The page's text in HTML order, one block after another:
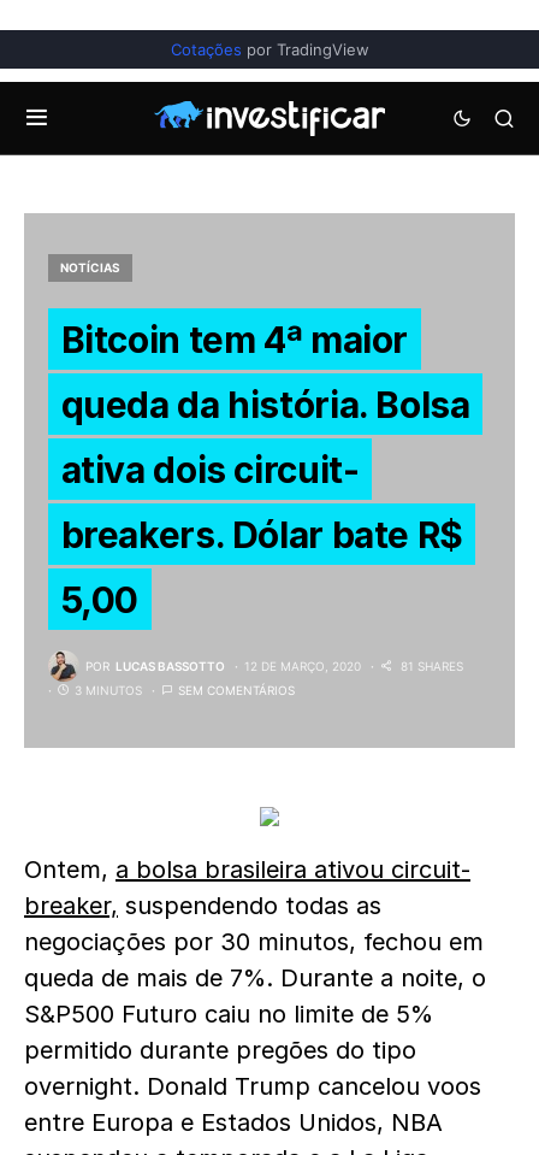
Cotações por TradingView
NOTÍCIAS
Bitcoin tem 4ª maior
queda da história. Bolsa
ativa dois circuit-
breakers. Dólar bate R$
5,00
POR LUCAS BASSOTTO 12 DE MARÇO, 2020
81 SHARES
3 MINUTOS
SEM COMENTÁRIOS
Ontem, a bolsa brasileira ativou circuit-
breaker, suspendendo todas as
negociações por 30 minutos, fechou em
queda de mais de 7%. Durante a noite, o
S&P500 Futuro caiu no limite de 5%
permitido durante pregões do tipo
overnight. Donald Trump cancelou voos
entre Europa e Estados Unidos, NBA